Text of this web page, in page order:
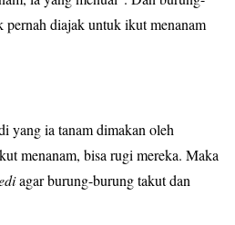
pernah diajak untuk ikut menanam
yang ia tanam dimakan oleh
menanam, bisa rugi mereka. Maka
agar burung-burung takut dan